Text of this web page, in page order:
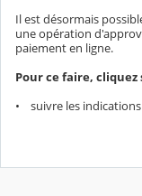
Il est désormais
une opération
paiement en ligne.
Pour ce faire, cliquez
• suivre les